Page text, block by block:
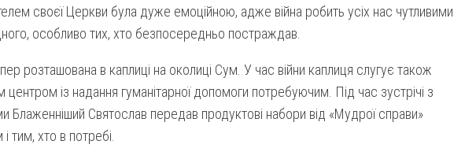
своєї Церкви була дуже емоційною, адже війна робить усіх нас чутливими
особливо тих, хто безпосередньо постраждав.
розташована в каплиці на околиці Сум. У час війни каплиця слугує також
центром із надання гуманітарної допомоги потребуючим. Під час зустрічі з
Блаженніший Святослав передав продуктові набори від «Мудрої справи»
тим, хто в потребі.